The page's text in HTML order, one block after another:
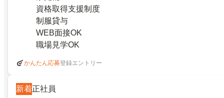
資格取得支援制度
制服貸与
WEB面接OK
職場見学OK
かんたん応募登録エントリー
新着正社員